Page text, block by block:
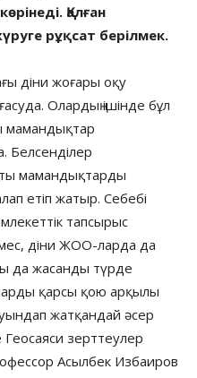
Қалған
рұқсат берілмек.
діни жоғары оқу
Олардың ішінде бұл
Белсенділер
мамандықтарды
етіп жатыр. Себебі
тапсырыс
діни ЖОО-ларда да
да жасанды түрде
қарсы қою арқылы
жатқандай әсер
зерттеулер
Асылбек Избаиров